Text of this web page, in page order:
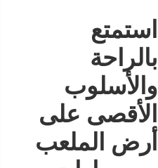
استمتع
بالراحة
والأسلوب
الأقصى على
أرض الملعب